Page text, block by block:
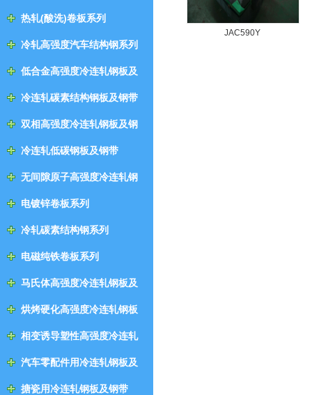
及钢带
热轧(酸洗)卷板系列
冷轧高强度汽车结构钢系列
低合金高强度冷连轧钢板及
钢带冷连轧碳素结构钢板及钢带
双相高强度冷连轧钢板及钢
带
冷连轧低碳钢板及钢带
无间隙原子高强度冷连轧钢
板及钢带
电镀锌卷板系列
冷轧碳素结构钢系列
电磁纯铁卷板系列
马氏体高强度冷连轧钢板及
钢带烘烤硬化高强度冷连轧钢板
及钢带
相变诱导塑性高强度冷连轧
钢板及钢带
汽车零配件用冷连轧钢板及
钢带搪瓷用冷连轧钢板及钢带
JAC590Y